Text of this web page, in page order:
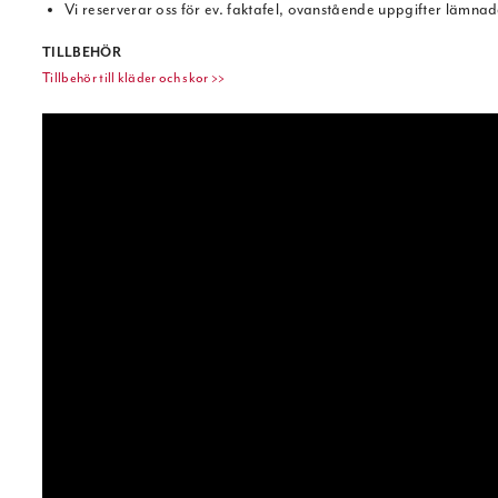
Vi reserverar oss för ev. faktafel, ovanstående uppgifter
TILLBEHÖR
Tillbehör till kläder och skor >>